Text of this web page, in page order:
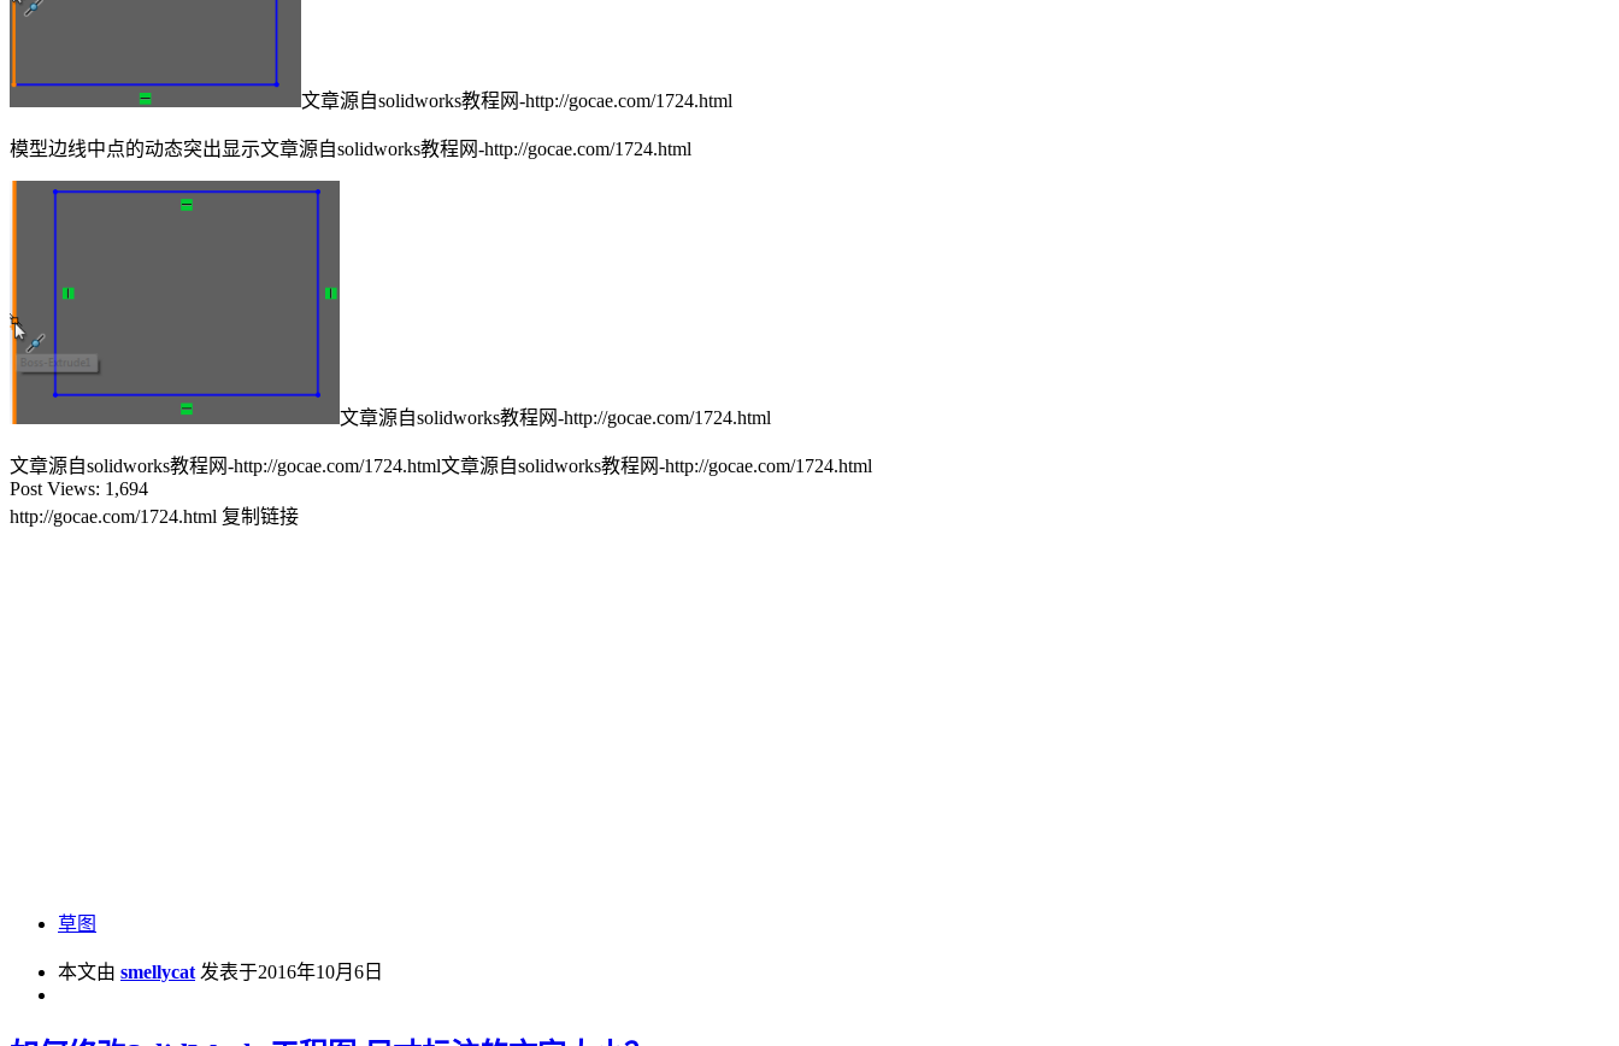
文章源自solidworks教程网-http://gocae.com/1724.html
模型边线中点的动态突出显示文章源自solidworks教程网-http://gocae.com/1724.html
文章源自solidworks教程网-http://gocae.com/1724.html
文章源自solidworks教程网-http://gocae.com/1724.html文章源自solidworks教程网-http://gocae.com/1724.html
Post Views: 1,694
http://gocae.com/1724.html 复制链接
草图
本文由 smellycat 发表于2016年10月6日